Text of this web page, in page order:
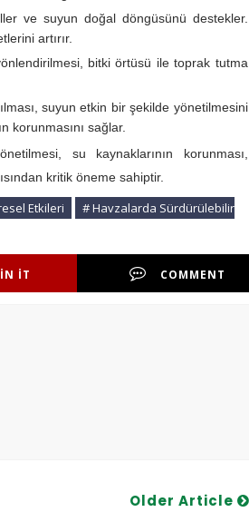
ve suyun doğal döngüsünü destekler.
artırır.
bitki örtüsü ile toprak tutma
suyun etkin bir şekilde yönetilmesini
korunmasını sağlar.
su kaynaklarının korunması,
kritik öneme sahiptir.
Etkileri
# Havzalarda Sürdürülebilir
IT COMMENT
Older Article